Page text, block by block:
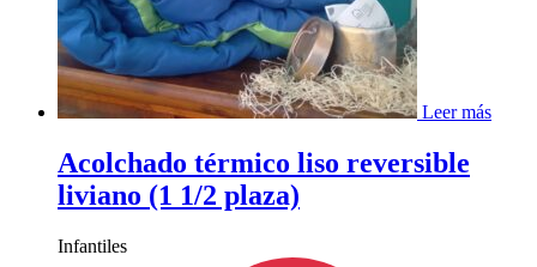
Leer más
Acolchado térmico liso reversible
liviano (1 1/2 plaza)
Infantiles